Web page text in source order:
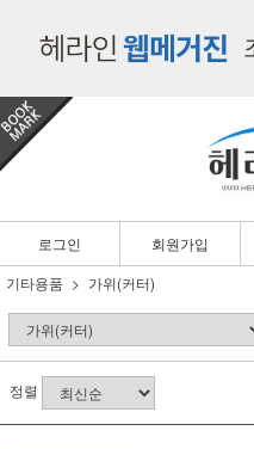
로그인 회원가입
기타용품
가위(커터)
정렬